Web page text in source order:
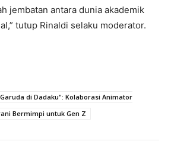
jembatan antara dunia akademik
tutup Rinaldi selaku moderator.
di Dadaku": Kolaborasi Animator
Bermimpi untuk Gen Z